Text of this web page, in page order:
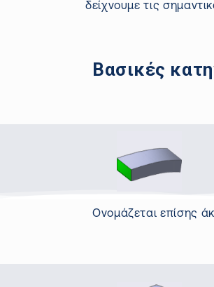
δείχνουμε τις
Βασικές
Ονομάζεται επίσης